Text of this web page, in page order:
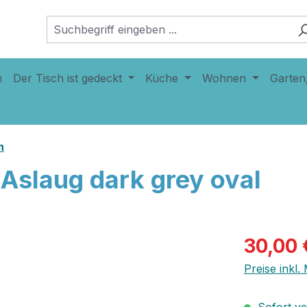
Der Tisch ist gedeckt Küche Wohnen
dark grey oval
30,00
Preise inkl.